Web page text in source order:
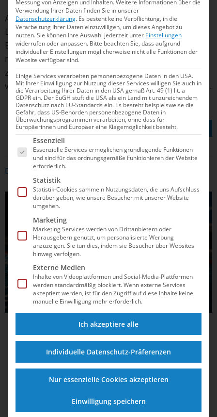
Auf den SV Ludwigsburg 08 kommt gemäß den
Durchführungsbestimmungen der Wasserball-
Bundesliga nun noch eine Strafzahlung (erhöhtes
nachträgliches Meldegeld) in Höhe von 1.000 Euro
zu. Die Spieler des SVL können den Verein regulär
während des Transferfensters im Januar verlassen.
TEILEN AUF
DAS KÖNNTE DICH AUCH INTERRESSIEREN
WASSERBALL
Favoriten setzen sich im Achtelfinale des
DSV-Pokals durch
Im Achtelfinale des DSV-Pokals der Männer im Wasserball
scheitert aber nur äußerst knapp.
Messung von Anzeigen und Inhalten.Weitere Informationen über die
Verwendung Ihrer Daten finden Sie in unserer
Datenschutzerklärung. Es besteht keine Verpflichtung, in die
Verarbeitung Ihrer Daten einzuwilligen, um dieses Angebot zu
nutzen.Sie können Ihre Auswahl jederzeit unter Einstellungen
widerrufen oder anpassen. Bitte beachten Sie, dass aufgrund
individueller Einstellungen möglicherweise nicht alle Funktionen der
Website verfügbar sind.
Einige Services verarbeiten personenbezogene Daten in den USA.
Mit Ihrer Einwilligung zur Nutzung dieser Services willigen Sie auch in
die Verarbeitung Ihrer Daten in den USA gemäß Art. 49 (1) lit. a
GDPR ein. Der EuGH stuft die USA als ein Land mit unzureichendem
Datenschutz nach EU-Standards ein. Es besteht beispielsweise die
Gefahr, dass US-Behörden personenbezogene Daten in
Überwachungsprogrammen verarbeiten, ohne dass für
Europäerinnen und Europäer eine Klagemöglichkeit besteht.
Es folgt eine Liste der Service-Gruppen, für die
Essenziell
Essenzielle Services ermöglichen grundlegende Funktionen
und sind für das ordnungsgemäße Funktionieren der Website
erforderlich.
Statistik
Statistik-Cookies sammeln Nutzungsdaten, die uns Aufschluss
darüber geben, wie unsere Besucher mit unserer Website
umgehen.
Marketing
Marketing Services werden von Drittanbietern oder
Herausgebern genutzt, um personalisierte Werbung
anzuzeigen. Sie tun dies, indem sie Besucher über Websites
hinweg verfolgen.
Externe Medien
Inhalte von Videoplattformen und Social-Media-Plattformen
werden standardmäßig blockiert. Wenn externe Services
akzeptiert werden, ist für den Zugriff auf diese Inhalte keine
manuelle Einwilligung mehr erforderlich.
Ich akzeptiere alle
Individuelle Datenschutz-Präferenzen
Nur essenzielle Cookies akzeptieren
Einwilligung speichern